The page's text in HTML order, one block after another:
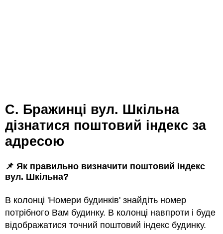
с. Бражинці вул. Шкільна
дізнатися поштовий індекс за
адресою
📌 Як правильно визначити поштовий індекс
вул. Шкільна?
В колонці 'Номери будинків' знайдіть номер
потрібного Вам будинку. В колонці навпроти і буде
відображатися точний поштовий індекс будинку.